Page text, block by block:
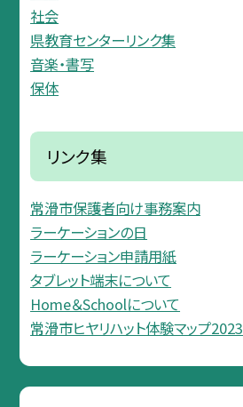
社会
県教育センターリンク集
音楽・書写
保体
リンク集
常滑市保護者向け事務案内
ラーケーションの日
ラーケーション申請用紙
タブレット端末について
Home＆Schoolについて
常滑市ヒヤリハット体験マップ2023